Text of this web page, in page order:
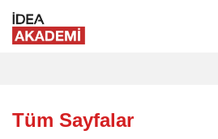
Tüm Sayfalar